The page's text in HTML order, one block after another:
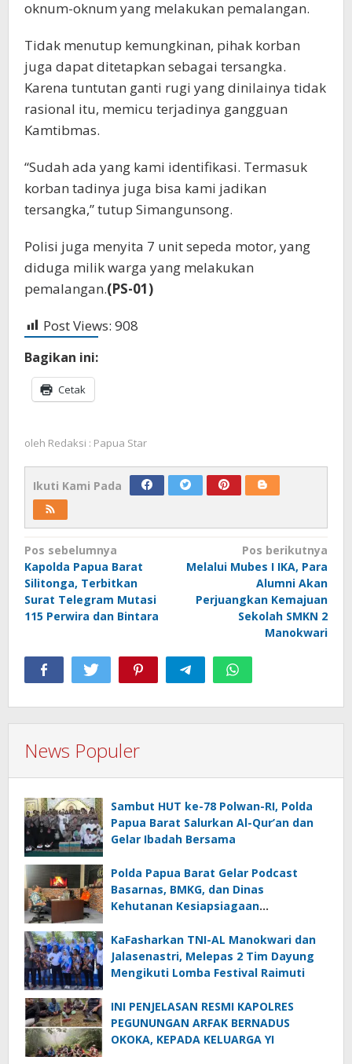
oknum-oknum yang melakukan pemalangan.
Tidak menutup kemungkinan, pihak korban
juga dapat ditetapkan sebagai tersangka.
Karena tuntutan ganti rugi yang dinilainya tidak
rasional itu, memicu terjadinya gangguan
Kamtibmas.
“Sudah ada yang kami identifikasi. Termasuk
korban tadinya juga bisa kami jadikan
tersangka,” tutup Simangunsong.
Polisi juga menyita 7 unit sepeda motor, yang
diduga milik warga yang melakukan
pemalangan.(PS-01)
Post Views: 908
Bagikan ini:
Cetak
oleh Redaksi : Papua Star
Ikuti Kami Pada
Navigasi
pos
Pos sebelumnya
Kapolda Papua Barat
Silitonga, Terbitkan
Surat Telegram Mutasi
115 Perwira dan Bintara
Pos berikutnya
Melalui Mubes I IKA, Para
Alumni Akan
Perjuangkan Kemajuan
Sekolah SMKN 2
Manokwari
News Populer
Sambut HUT ke-78 Polwan-RI, Polda
Papua Barat Salurkan Al-Qur’an dan
Gelar Ibadah Bersama
Polda Papua Barat Gelar Podcast
Basarnas, BMKG, dan Dinas
Kehutanan Kesiapsiagaan
KaFasharkan TNI-AL Manokwari dan
Jalasenastri, Melepas 2 Tim Dayung
Mengikuti Lomba Festival Raimuti
INI PENJELASAN RESMI KAPOLRES
PEGUNUNGAN ARFAK BERNADUS
OKOKA, KEPADA KELUARGA YI